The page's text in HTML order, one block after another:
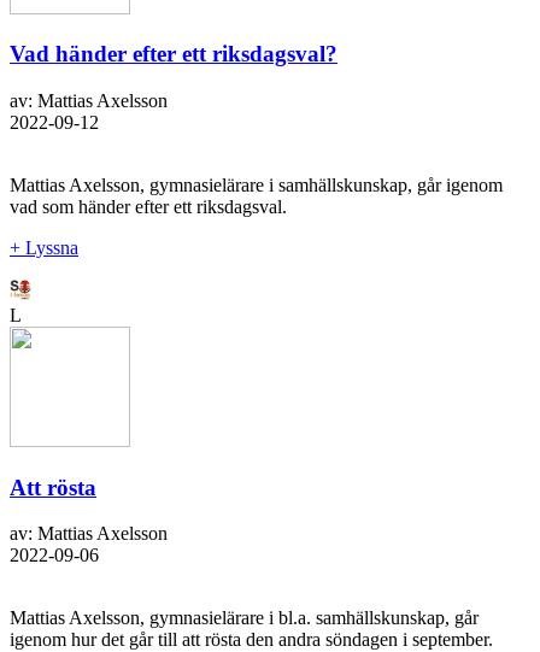
Vad händer efter ett riksdagsval?
av: Mattias Axelsson
2022-09-12
Mattias Axelsson, gymnasielärare i samhällskunskap, går igenom
vad som händer efter ett riksdagsval.
+ Lyssna
L
Att rösta
av: Mattias Axelsson
2022-09-06
Mattias Axelsson, gymnasielärare i bl.a. samhällskunskap, går
igenom hur det går till att rösta den andra söndagen i september.